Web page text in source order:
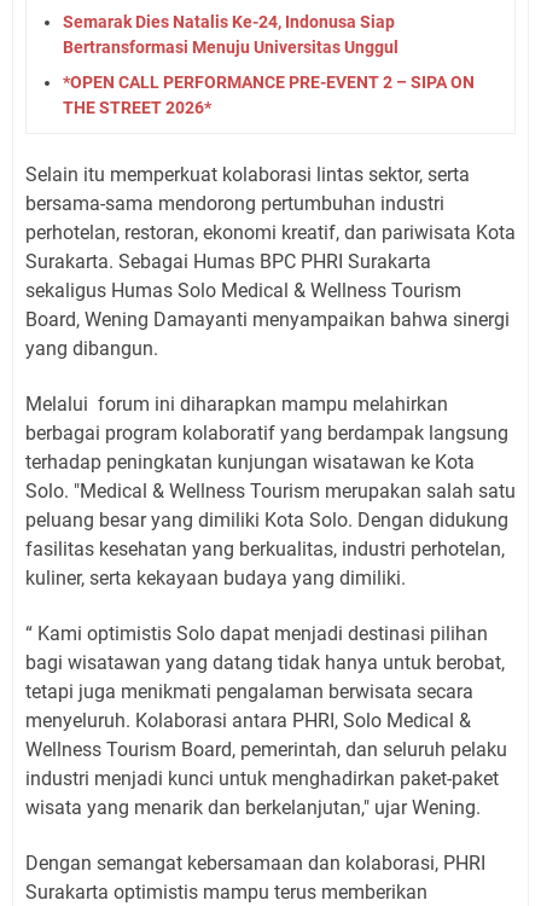
Semarak Dies Natalis Ke-24, Indonusa Siap
Bertransformasi Menuju Universitas Unggul
*OPEN CALL PERFORMANCE PRE-EVENT 2 – SIPA ON
THE STREET 2026*
Selain itu memperkuat kolaborasi lintas sektor, serta
bersama-sama mendorong pertumbuhan industri
perhotelan, restoran, ekonomi kreatif, dan pariwisata Kota
Surakarta. Sebagai Humas BPC PHRI Surakarta
sekaligus Humas Solo Medical & Wellness Tourism
Board, Wening Damayanti menyampaikan bahwa sinergi
yang dibangun.
Melalui forum ini diharapkan mampu melahirkan
berbagai program kolaboratif yang berdampak langsung
terhadap peningkatan kunjungan wisatawan ke Kota
Solo. "Medical & Wellness Tourism merupakan salah satu
peluang besar yang dimiliki Kota Solo. Dengan didukung
fasilitas kesehatan yang berkualitas, industri perhotelan,
kuliner, serta kekayaan budaya yang dimiliki.
“ Kami optimistis Solo dapat menjadi destinasi pilihan
bagi wisatawan yang datang tidak hanya untuk berobat,
tetapi juga menikmati pengalaman berwisata secara
menyeluruh. Kolaborasi antara PHRI, Solo Medical &
Wellness Tourism Board, pemerintah, dan seluruh pelaku
industri menjadi kunci untuk menghadirkan paket-paket
wisata yang menarik dan berkelanjutan," ujar Wening.
Dengan semangat kebersamaan dan kolaborasi, PHRI
Surakarta optimistis mampu terus memberikan